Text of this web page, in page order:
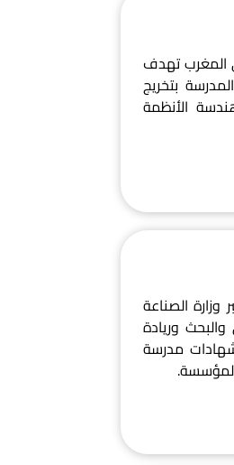
المغرب تهدف
بتخريج
الأنظمة
الصناعة
وريادة
شهادات مدرسة
المؤسسة.